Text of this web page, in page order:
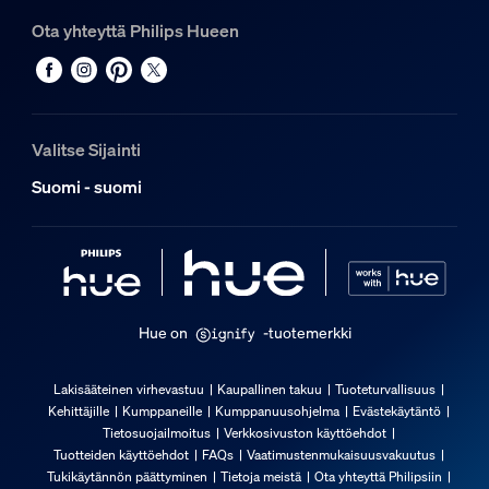
Hue Perifo-kisko 0,5 m
1
Ota yhteyttä Philips Hueen
Valitse Sijainti
Suomi - suomi
Hue on -tuotemerkki
Lakisääteinen virhevastuu Kaupallinen takuu
Tuoteturvallisuus
Kehittäjille
Kumppaneille Kumppanuusohjelma
Evästekäytäntö
Tietosuojailmoitus
Verkkosivuston käyttöehdot
Tuotteiden käyttöehdot
FAQs
Vaatimustenmukaisuusvakuutus
Tukikäytännön päättyminen
Tietoja meistä Ota yhteyttä Philipsiin